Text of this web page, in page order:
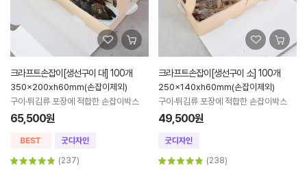
크라프트손잡이[생선구이 대] 100개
350x200xh60mm(손잡이제외)
구이·튀김류 포장에 적합한 손잡이박스
65,500원
(237)
크라프트손잡이[생선구이 소] 100개
250x140xh60mm(손잡이제외)
구이·튀김류 포장에 적합한 손잡이박스
49,500원
(238)